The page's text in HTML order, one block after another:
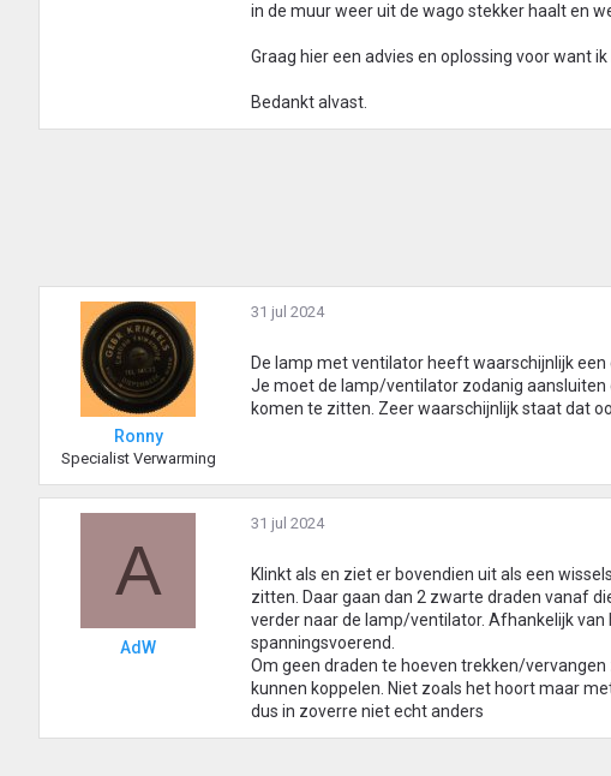
in de muur weer uit de wago stekker haalt en
Graag hier een advies en oplossing voor want ik
Bedankt alvast.
Ronny
Specialist Verwarming
31 jul 2024
De lamp met ventilator heeft waarschijnlijk
Je moet de lamp/ventilator zodanig
komen te zitten. Zeer waarschijnlijk staat dat
A
AdW
31 jul 2024
Klinkt als en ziet er bovendien uit als een
zitten. Daar gaan dan 2 zwarte draden vanaf
verder naar de lamp/ventilator. Afhankelijk
spanningsvoerend.
Om geen draden te hoeven trekken/
kunnen koppelen. Niet zoals het hoort maar
dus in zoverre niet echt anders